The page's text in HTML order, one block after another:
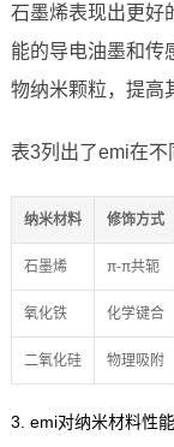
石墨烯表现出更好
能的导电油墨和传
物纳米颗粒，提高
表3列出了emi在不
纳米材料 修饰方式
石墨烯 π-π共轭
氧化铁 化学键合
二氧化硅 物理吸附
3. emi对纳米材料性